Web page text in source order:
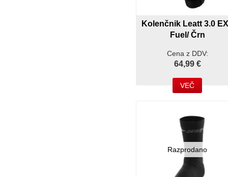
Kolenčnik Leatt 3.0
Fuel/ Črn
Cena z DDV:
64,99 €
VEČ
Razprodano